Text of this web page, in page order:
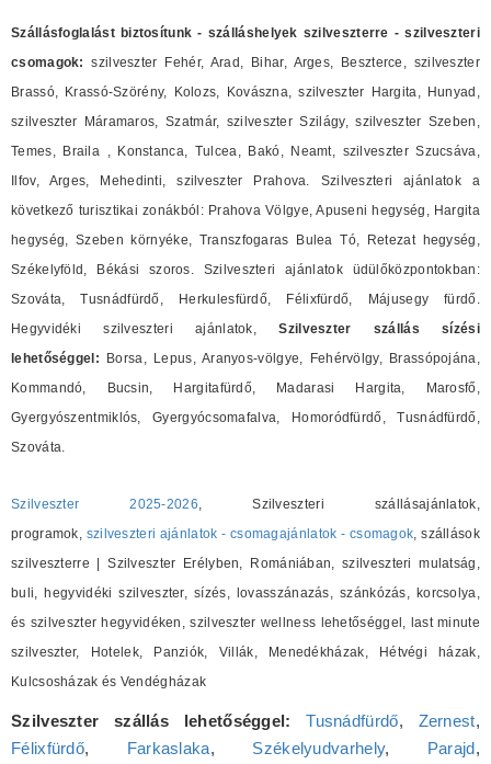
Szállásfoglalást biztosítunk - szálláshelyek szilveszterre - szilveszteri
csomagok: szilveszter Fehér, Arad, Bihar, Arges, Beszterce, szilveszter
Brassó, Krassó-Szörény, Kolozs, Kovászna, szilveszter Hargita, Hunyad,
szilveszter Máramaros, Szatmár, szilveszter Szilágy, szilveszter Szeben,
Temes, Braila , Konstanca, Tulcea, Bakó, Neamt, szilveszter Szucsáva,
Ilfov, Arges, Mehedinti, szilveszter Prahova. Szilveszteri ajánlatok a
következő turisztikai zonákból: Prahova Völgye, Apuseni hegység, Hargita
hegység, Szeben környéke, Transzfogaras Bulea Tó, Retezat hegység,
Székelyföld, Békási szoros. Szilveszteri ajánlatok üdülőközpontokban:
Szováta, Tusnádfürdő, Herkulesfürdő, Félixfürdő, Májusegy fürdő.
Hegyvidéki szilveszteri ajánlatok,Szilveszter szállás sízési
lehetőséggel: Borsa, Lepus, Aranyos-völgye, Fehérvölgy, Brassópojána,
Kommandó, Bucsin, Hargitafürdő, Madarasi Hargita, Marosfő,
Gyergyószentmiklós, Gyergyócsomafalva, Homoródfürdő, Tusnádfürdő,
Szováta.
Szilveszter 2025-2026, Szilveszteri szállásajánlatok,
programok, szilveszteri ajánlatok - csomagajánlatok - csomagok, szállások
szilveszterre | Szilveszter Erélyben, Romániában, szilveszteri mulatság,
buli, hegyvidéki szilveszter, sízés, lovasszánazás, szánkózás, korcsolya,
és szilveszter hegyvidéken, szilveszter wellness lehetőséggel, last minute
szilveszter, Hotelek, Panziók, Villák, Menedékházak, Hétvégi házak,
Kulcsosházak és Vendégházak
Szilveszter szállás lehetőséggel: Tusnádfürdő, Zernest,
Félixfürdő, Farkaslaka, Székelyudvarhely, Parajd,